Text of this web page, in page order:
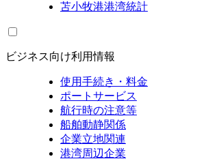
苫小牧港港湾統計
ビジネス向け利用情報
使用手続き・料金
ポートサービス
航行時の注意等
船舶動静関係
企業立地関連
港湾周辺企業